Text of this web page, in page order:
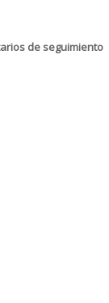
de seguimiento